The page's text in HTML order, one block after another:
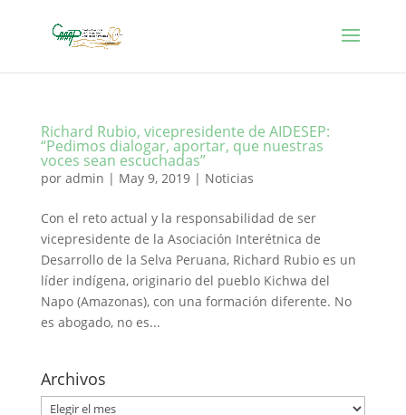
Richard Rubio, vicepresidente de AIDESEP:
“Pedimos dialogar, aportar, que nuestras
voces sean escuchadas”
por admin | May 9, 2019| Noticias
Con el reto actual y la responsabilidad de ser
vicepresidente de la Asociación Interétnica de
Desarrollo de la Selva Peruana, Richard Rubio es un
líder indígena, originario del pueblo Kichwa del
Napo (Amazonas), con una formación diferente. No
es abogado, no es...
Archivos
Archivos